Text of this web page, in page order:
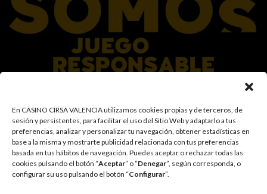
En CASINO CIRSA VALENCIA utilizamos cookies propias y de terceros, de
sesión y persistentes, para facilitar el uso del Sitio Web y adaptarlo a tus
preferencias, analizar y personalizar tu navegación, obtener estadísticas en
base a la misma y mostrarte publicidad relacionada con tus preferencias
basada en tus hábitos de navegación. Puedes aceptar o rechazar todas las
cookies pulsando el botón “Aceptar” o “Denegar”, según corresponda, o
configurar su uso pulsando el botón “Configurar”.
En el Grupo CIRSA promovemos una actitud responsable hacia el juego,
garantizando un entorno seguro y transparente para nuestros clientes y
facilitamos medidas e información para que el juego sea siempre diversión y
entretenimiento, sin utilizarse como vía para afrontar problemas económicos
o emocionales. El acceso está prohibido a menores de 18 años y a las
personas con acceso restringido conforme a los registros de prohibición y/o
autoexclusión que resulten aplicables. También trabajamos para reforzar una
cultura de prevención y concienciación sobre los posibles trastornos